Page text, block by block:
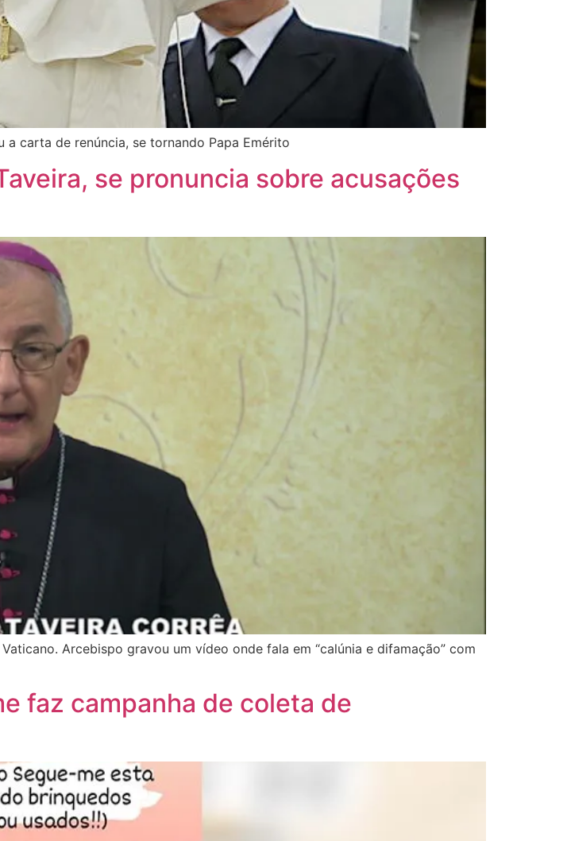
a carta de renúncia, se tornando Papa Emérito
se pronuncia sobre acusações
Arcebispo gravou um vídeo onde fala em “calúnia e difamação” com
faz campanha de coleta de